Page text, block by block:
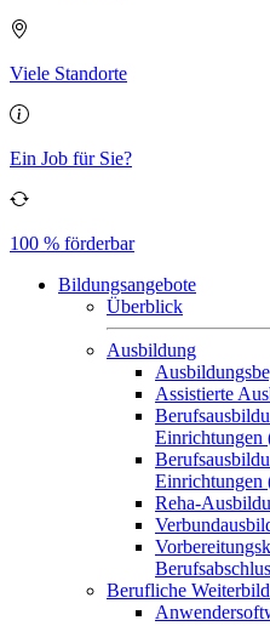
Viele Standorte
Ein Job für Sie?
100 % förderbar
Bildungsangebote
Überblick
Ausbildung
Assistierte
Einrichtungen
Einrichtungen
Reha-
Berufliche